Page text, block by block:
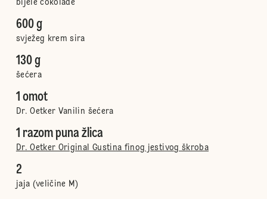
bijele čokolade
600 g
svježeg krem sira
130 g
šećera
1 omot
Dr. Oetker Vanilin šećera
1 razom puna žlica
Dr. Oetker Original Gustina finog jestivog škroba
2
jaja (veličine M)